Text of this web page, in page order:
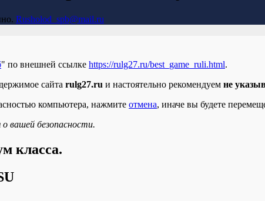
Rusholod_spb@mail.ru
" по внешней ссылке https://rulg27.ru/best_game_ruli.html.
сайта rulg27.ru и настоятельно рекомендуем не
компьютера, нажмите отмена, иначе вы будете
вашей безопасности.
класса.